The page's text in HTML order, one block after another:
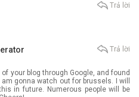
Trả lời
your blog through Google, and found
gonna watch out for brussels. I will
in future. Numerous people will be
Trả lời